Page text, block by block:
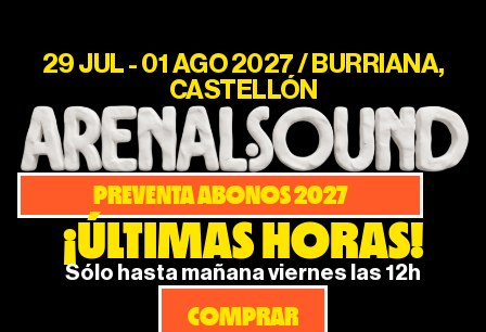
29 JUL - 01 AGO 2027 / BURRIANA,
CASTELLÓN
PREVENTA ABONOS 2027
¡ÚLTIMAS HORAS!
Sólo hasta mañana viernes las 12h
COMPRAR